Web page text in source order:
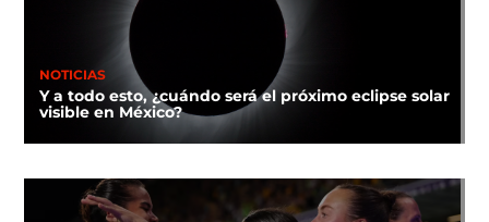
NOTICIAS
Y a todo esto, ¿cuándo será el próximo eclipse solar
visible en México?